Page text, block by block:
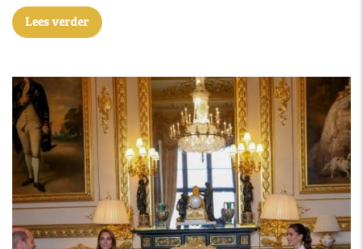
Lees verder